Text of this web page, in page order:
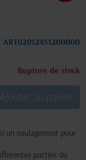
ART02012451200000
Rupture de stock
Ajouter au panier
un soulagement pour
parties du